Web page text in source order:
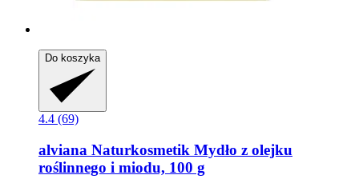
Do koszyka
4.4 (69)
alviana Naturkosmetik Mydło z olejku
roślinnego i miodu, 100 g